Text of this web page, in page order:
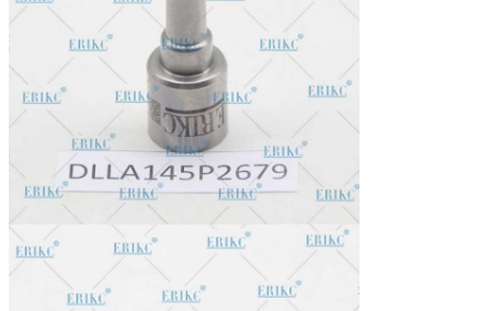
Mercado de
exportación
actual:
Sudamérica/Norteamérica, Europa, Oriente Medio, África,
Asia, Australia.